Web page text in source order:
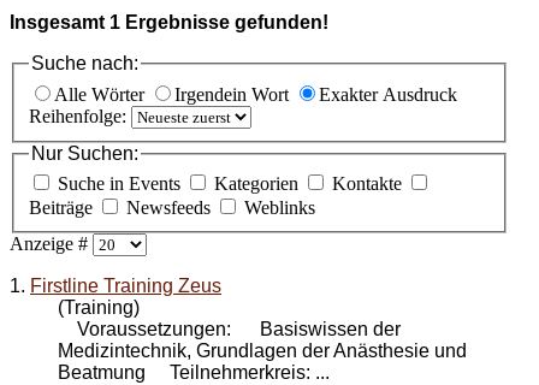
Insgesamt 1 Ergebnisse gefunden!
Suche nach:
Alle Wörter
Irgendein Wort
Exakter Ausdruck
Reihenfolge:
Nur Suchen:
Suche in Events
Kategorien
Kontakte
Beiträge
Newsfeeds
Weblinks
Anzeige #
1. Firstline Training Zeus
(Training)
Voraussetzungen: Basiswissen der
Medizintechnik, Grundlagen der Anästhesie und
Beatmung Teilnehmerkreis: ...